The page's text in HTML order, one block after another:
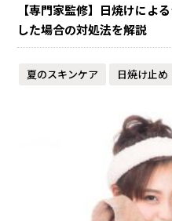
【専門家監修】日焼けによ
した場合の対処法を解説
夏のスキンケア 日焼け止め